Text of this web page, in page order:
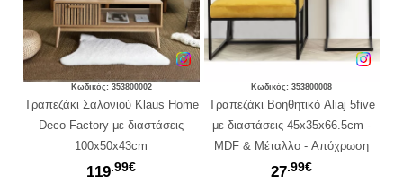
Κωδικός: 353800002
Τραπεζάκι Σαλονιού Klaus Home
Deco Factory με διαστάσεις
100x50x43cm
119.99€
Κωδικός: 353800008
Tραπεζάκι Βοηθητικό Aliaj 5five
με διαστάσεις 45x35x66.5cm -
ΜDF & Μέταλλο - Aπόχρωση
Καφέ
27.99€